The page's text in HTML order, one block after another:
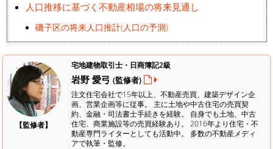
人口推移に基づく不動産相場の将来見通し
磯子区の将来人口推計(人口の予測)
【監修者】
宅地建物取引士・日商簿記2級
岩野 愛弓 (監修者)
注文住宅会社で15年以上、不動産売買、建築デザイン企
画、営業企画等に従事。 主に土地や中古住宅の売買契
約、金融・司法書士手続きを経験。 自身でも土地、中古
住宅、商業施設等の売買経験あり。 2016年より住宅・不
動産専門ライターとしても活動中。 多数の不動産メディ
アで執筆・監修。